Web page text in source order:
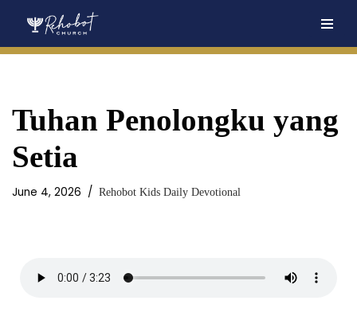
Tuhan Penolongku yang
Setia
June 4, 2026 Rehobot Kids Daily Devotional